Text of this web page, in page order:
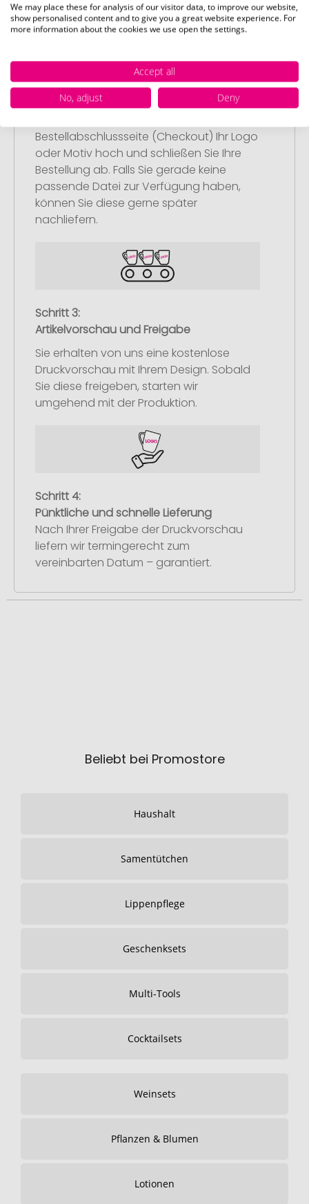
Schritt 2:
Upload Ihres Logos oder Motivs
Bestellabschlussseite (Checkout) Ihr Logo
oder Motiv hoch und schließen Sie Ihre
Bestellung ab. Falls Sie gerade keine
passende Datei zur Verfügung haben,
können Sie diese gerne später
nachliefern.
Schritt 3:
Artikelvorschau und Freigabe
Sie erhalten von uns eine kostenlose
Druckvorschau mit Ihrem Design. Sobald
Sie diese freigeben, starten wir
umgehend mit der Produktion.
Schritt 4:
Pünktliche und schnelle Lieferung
Nach Ihrer Freigabe der Druckvorschau
liefern wir termingerecht zum
vereinbarten Datum – garantiert.
Beliebt bei Promostore
Haushalt
Samentütchen
Lippenpflege
Geschenksets
Multi-Tools
Cocktailsets
Weinsets
Pflanzen & Blumen
Lotionen
We may place these for analysis of our visitor data, to improve our website,
show personalised content and to give you a great website experience. For
more information about the cookies we use open the settings.
Accept all
No, adjust
Deny